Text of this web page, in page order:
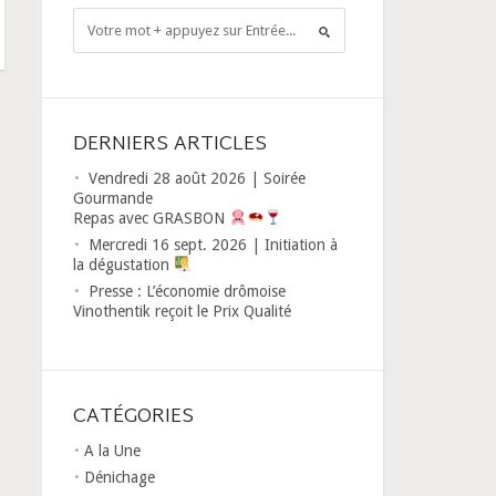
DERNIERS ARTICLES
Vendredi 28 août 2026 | Soirée
Gourmande
Repas avec GRASBON
Mercredi 16 sept. 2026 | Initiation à
la dégustation
Presse : L’économie drômoise
Vinothentik reçoit le Prix Qualité
CATÉGORIES
A la Une
Dénichage